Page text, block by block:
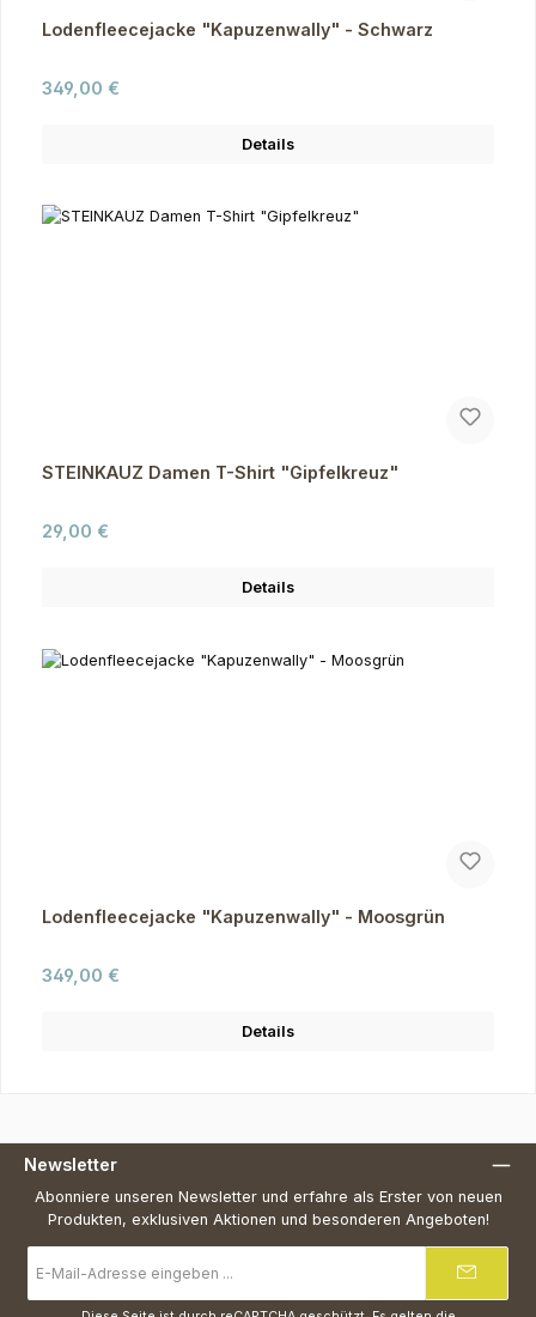
Lodenfleecejacke "Kapuzenwally" - Schwarz
Regulärer Preis:
349,00 €
Details
STEINKAUZ Damen T-Shirt "Gipfelkreuz"
Regulärer Preis:
29,00 €
Details
Lodenfleecejacke "Kapuzenwally" - Moosgrün
Regulärer Preis:
349,00 €
Details
Newsletter
Abonniere unseren Newsletter und erfahre als Erster von neuen
Produkten, exklusiven Aktionen und besonderen Angeboten!
Mail-
Adresse